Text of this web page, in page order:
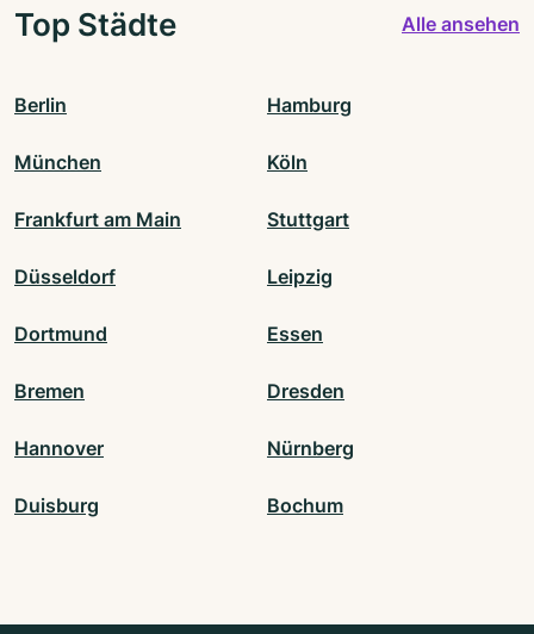
Top Städte Alle ansehen
Berlin Hamburg
München Köln
Frankfurt am Main Stuttgart
Düsseldorf Leipzig
Dortmund Essen
Bremen Dresden
Hannover Nürnberg
Duisburg Bochum